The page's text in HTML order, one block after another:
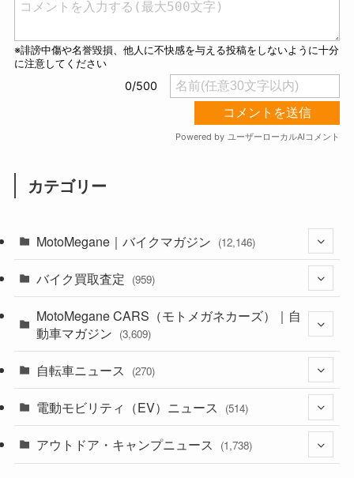
カテゴリー
MotoMegane｜バイクマガジン (12,146)
(44)
(1,244)
(640)
(118)
(60)
(252)
(38) (249)
(306)
(6,963)
(2,474)
(1,226)
バイク買取査定 (959)
(352)
(1)
MotoMegane CARS（モトメガネカーズ）｜自
動車マガジン (3,609)
(187)
自転車ニュース (270)
(54)
(211)
電動モビリティ（EV）ニュース (514)
(132)
アウトドア・キャンプニュース (1,738)